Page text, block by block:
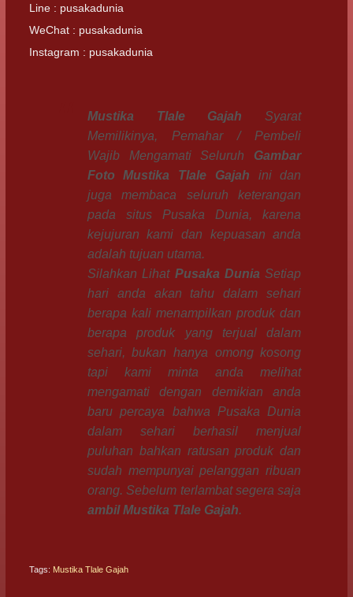
Line : pusakadunia
WeChat : pusakadunia
Instagram : pusakadunia
Mustika Tlale Gajah Syarat
Memilikinya, Pemahar / Pembeli
Wajib Mengamati Seluruh Gambar
FotoMustika Tlale Gajah ini dan
juga membaca seluruh keterangan
pada situs Pusaka Dunia, karena
kejujuran kami dan kepuasan anda
adalah tujuan utama.
Silahkan Lihat Pusaka Dunia Setiap
hari anda akan tahu dalam sehari
berapa kali menampilkan produk dan
berapa produk yang terjual dalam
sehari, bukan hanya omong kosong
tapi kami minta anda melihat
mengamati dengan demikian anda
baru percaya bahwa Pusaka Dunia
dalam sehari berhasil menjual
puluhan bahkan ratusan produk dan
sudah mempunyai pelanggan ribuan
orang. Sebelum terlambat segera saja
ambil Mustika Tlale Gajah.
Tags: Mustika Tlale Gajah